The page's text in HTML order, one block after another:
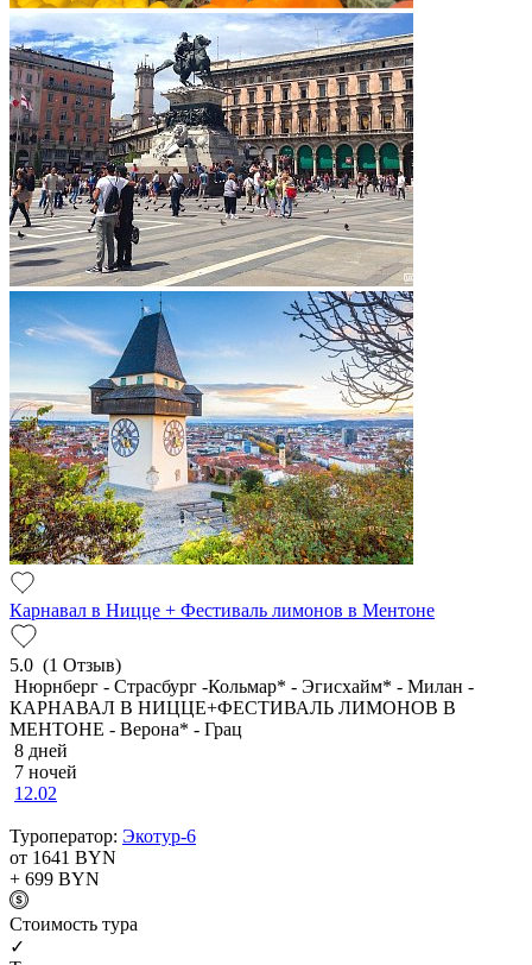
Карнавал в Ницце + Фестиваль лимонов в Ментоне
5.0 (1 Отзыв)
Нюрнберг - Страсбург -Кольмар* - Эгисхайм* - Милан -
КАРНАВАЛ В НИЦЦЕ+ФЕСТИВАЛЬ ЛИМОНОВ В
МЕНТОНЕ - Верона* - Грац
8 дней
7 ночей
12.02
Туроператор: Экотур-6
от 1641 BYN
+ 699 BYN
Cтоимость тура
✓